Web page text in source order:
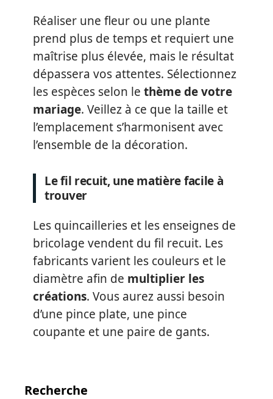
Réaliser une fleur ou une plante
prend plus de temps et requiert une
maîtrise plus élevée, mais le résultat
dépassera vos attentes. Sélectionnez
les espèces selon le thème de votre
mariage. Veillez à ce que la taille et
l’emplacement s’harmonisent avec
l’ensemble de la décoration.
Le fil recuit, une matière facile à
trouver
Les quincailleries et les enseignes de
bricolage vendent du fil recuit. Les
fabricants varient les couleurs et le
diamètre afin de multiplier les
créations. Vous aurez aussi besoin
d’une pince plate, une pince
coupante et une paire de gants.
Recherche